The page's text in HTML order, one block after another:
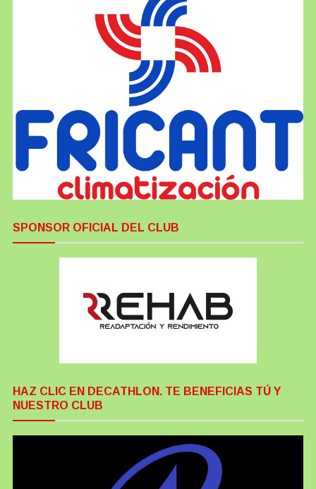
SPONSOR OFICIAL DEL CLUB
HAZ CLIC EN DECATHLON. TE BENEFICIAS TÚ Y
NUESTRO CLUB